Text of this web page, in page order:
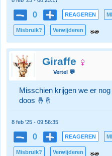
0 REAGEREN
Misbruik? Verwijderen
Giraffe
Vertel 💬
Misschien krijgen we er
doos 🤞🤞
8 feb '25 - 09:56:35
0 REAGEREN
Misbruik? Verwijderen